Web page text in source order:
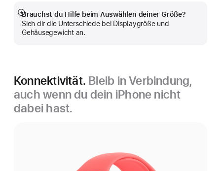
Brauchst du Hilfe beim Auswählen deiner Größe?
Sieh dir die Unterschiede bei Displaygröße und
Gehäusegewicht an.
Mehr
anzeigen
Konnektivität. Bleib in Verbindung,
auch wenn du dein iPhone nicht
dabei hast.